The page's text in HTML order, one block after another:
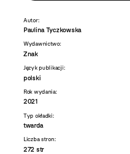
Autor:
Paulina Tyczkowska
Wydawnictwo:
Znak
Język publikacji:
polski
Rok wydania:
2021
Typ okładki:
twarda
Liczba stron:
272 str